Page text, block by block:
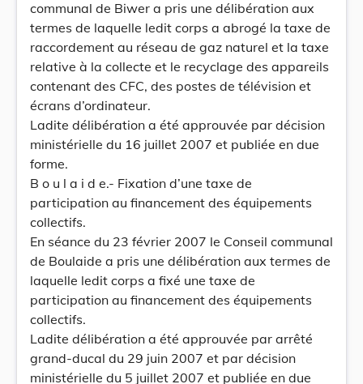
communal de Biwer a pris une délibération aux
termes de laquelle ledit corps a abrogé la taxe de
raccordement au réseau de gaz naturel et la taxe
relative à la collecte et le recyclage des appareils
contenant des CFC, des postes de télévision et
écrans d’ordinateur.
Ladite délibération a été approuvée par décision
ministérielle du 16 juillet 2007 et publiée en due
forme.
B o u l a i d e.- Fixation d’une taxe de
participation au financement des équipements
collectifs.
En séance du 23 février 2007 le Conseil communal
de Boulaide a pris une délibération aux termes de
laquelle ledit corps a fixé une taxe de
participation au financement des équipements
collectifs.
Ladite délibération a été approuvée par arrêté
grand-ducal du 29 juin 2007 et par décision
ministérielle du 5 juillet 2007 et publiée en due